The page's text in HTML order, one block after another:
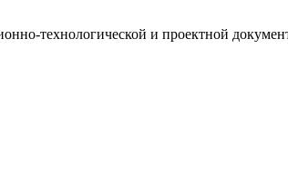
технологической и проектной